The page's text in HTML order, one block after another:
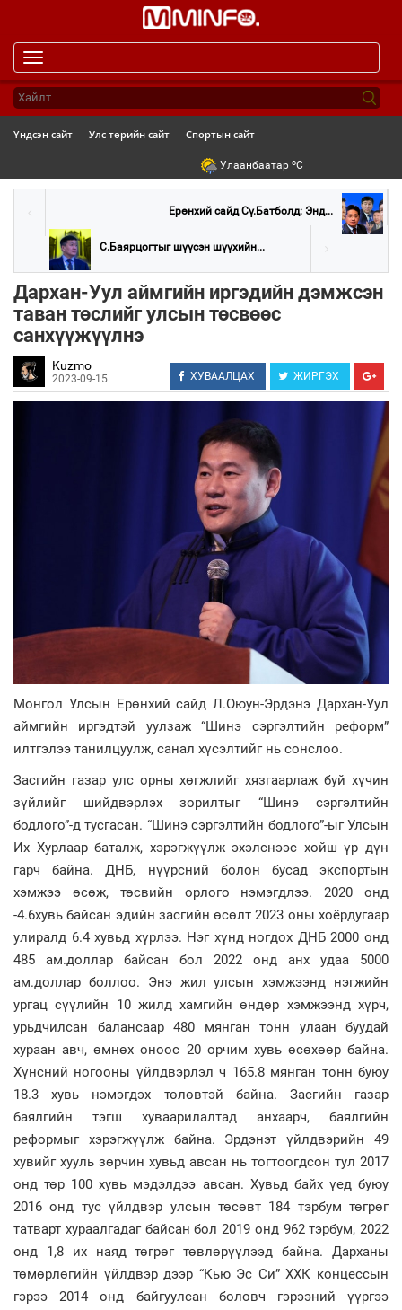
navigation
Үндсэн сайт Улс төрийн сайт Спортын сайт
Улаанбаатар oC
Ерөнхий сайд Сү.Батболд: Энд...
С.Баярцогтыг шүүсэн шүүхийн...
Дархан-Уул аймгийн иргэдийн дэмжсэн
таван төслийг улсын төсвөөс
санхүүжүүлнэ
Kuzmo
2023-09-15 ХУВААЛЦАХ ЖИРГЭХ
Монгол Улсын Ерөнхий сайд Л.Оюун-Эрдэнэ Дархан-Уул
аймгийн иргэдтэй уулзаж “Шинэ сэргэлтийн реформ”
илтгэлээ танилцуулж, санал хүсэлтийг нь сонслоо.
Засгийн газар улс орны хөгжлийг хязгаарлаж буй хүчин
зүйлийг шийдвэрлэх зорилтыг “Шинэ сэргэлтийн
бодлого”-д тусгасан. “Шинэ сэргэлтийн бодлого”-ыг Улсын
Их Хурлаар баталж, хэрэгжүүлж эхэлснээс хойш үр дүн
гарч байна. ДНБ, нүүрсний болон бусад экспортын
хэмжээ өсөж, төсвийн орлого нэмэгдлээ. 2020 онд
-4.6хувь байсан эдийн засгийн өсөлт 2023 оны хоёрдугаар
улиралд 6.4 хувьд хүрлээ. Нэг хүнд ногдох ДНБ 2000 онд
485 ам.доллар байсан бол 2022 онд анх удаа 5000
ам.доллар боллоо. Энэ жил улсын хэмжээнд нэгжийн
ургац сүүлийн 10 жилд хамгийн өндөр хэмжээнд хүрч,
урьдчилсан балансаар 480 мянган тонн улаан буудай
хураан авч, өмнөх оноос 20 орчим хувь өсөхөөр байна.
Хүнсний ногооны үйлдвэрлэл ч 165.8 мянган тонн буюу
18.3 хувь нэмэгдэх төлөвтэй байна. Засгийн газар
баялгийн тэгш хуваарилалтад анхаарч, баялгийн
реформыг хэрэгжүүлж байна. Эрдэнэт үйлдвэрийн 49
хувийг хууль зөрчин хувьд авсан нь тогтоогдсон тул 2017
онд төр 100 хувь мэдэлдээ авсан. Хувьд байх үед буюу
2016 онд тус үйлдвэр улсын төсөвт 184 тэрбум төгрөг
татварт хураалгадаг байсан бол 2019 онд 962 тэрбум, 2022
онд 1,8 их наяд төгрөг төвлөрүүлээд байна. Дарханы
төмөрлөгийн үйлдвэр дээр “Кью Эс Си” ХХК концессын
гэрээ 2014 онд байгуулсан боловч гэрээний үүргээ